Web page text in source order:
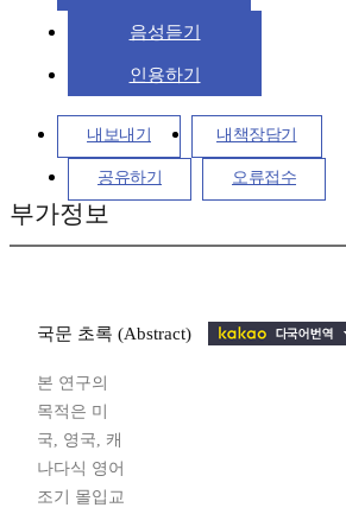
음성듣기
인용하기
내보내기 내책장담기
공유하기 오류접수
부가정보
국문 초록 (Abstract)
본 연구의
목적은 미
국, 영국, 캐
나다식 영어
조기 몰입교